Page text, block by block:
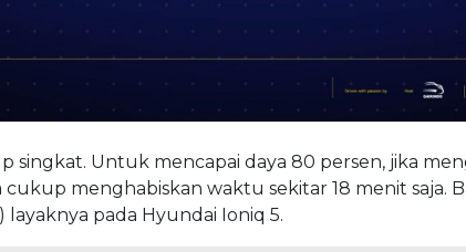
singkat. Untuk mencapai daya 80 persen, jika
menghabiskan waktu sekitar 18 menit saja.
pada Hyundai Ioniq 5.